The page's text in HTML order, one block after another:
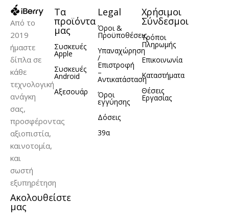
Από το
2019
ήμαστε
δίπλα σε
κάθε
τεχνολογική
ανάγκη
σας,
προσφέροντας
αξιοπιστία,
καινοτομία,
και
σωστή
εξυπηρέτηση
Ακολουθείστε
μας
Τα
προϊόντα
μας
Συσκευές
Apple
Συσκευές
Android
Αξεσουάρ
Legal
Όροι &
Προϋποθέσεις
Υπαναχώρηση
/
Επιστροφή
–
Αντικατάσταση
Όροι
εγγύησης
Δόσεις
39α
Χρήσιμοι
Σύνδεσμοι
Τρόποι
Πληρωμής
Επικοινωνία
Καταστήματα
Θέσεις
Εργασίας